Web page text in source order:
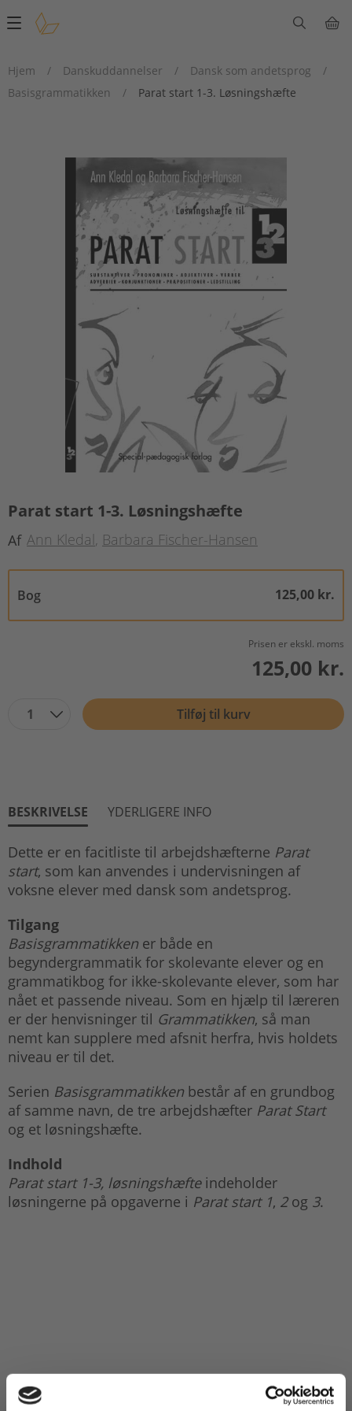
Main
Hjem
/ Danskuddannelser / Dansk som andetsprog
/
Basisgrammatikken
/ Parat start 1-3. Løsningshæfte
Parat start 1-3. Løsningshæfte
Af Ann Kledal Barbara Fischer-Hansen
Bog 125,00 kr.
Prisen er ekskl. moms
125,00 kr.
1 Tilføj til kurv
BESKRIVELSE YDERLIGERE INFO
Dette er en facitliste til arbejdshæfterne Parat
start, som kan anvendes i undervisningen af
voksne elever med dansk som andetsprog.
Tilgang
Basisgrammatikken er både en
begyndergrammatik for skolevante elever og en
grammatikbog for ikke-skolevante elever, som har
nået et passende niveau. Som en hjælp til læreren
er der henvisninger til Grammatikken, så man
nemt kan supplere med afsnit herfra, hvis holdets
niveau er til det.
Serien Basisgrammatikken består af en grundbog
af samme navn, de tre arbejdshæfter Parat Start
og et løsningshæfte.
Indhold
Parat start 1-3, løsningshæfteindeholder
løsningerne på opgaverne i Parat start 1, 2og 3.
Titler i serien